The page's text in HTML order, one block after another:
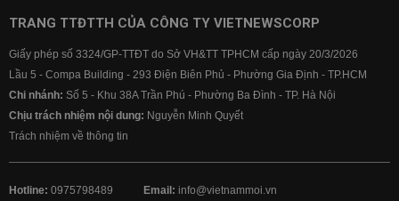
TRANG TTĐTTH CỦA CÔNG TY VIETNEWSCORP
Giấy phép số 3324/GP-TTĐT do Sở VH&TT TPHCM cấp ngày 20/3/2026
Lầu 5 - Compa Building - 293 Điện Biên Phủ - Phường Gia Định - TP.HCM
Chi nhánh: Số 5 - Khu 38A Trần Phú - Phường Ba Đình - TP. Hà Nội
Chịu trách nhiệm nội dung: Nguyễn Minh Quyết
Trách nhiệm về thông tin
Hotline: 0975798489 Email: info@vietnammoi.vn